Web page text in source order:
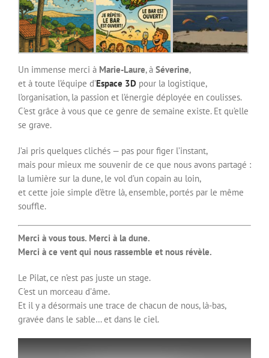
Un immense merci à Marie-Laure, à Séverine,
et à toute l’équipe d’Espace 3Dpour la logistique,
l’organisation, la passion et l’énergie déployée en coulisses.
C’est grâce à vous que ce genre de semaine existe. Et qu’elle
se grave.
J’ai pris quelques clichés — pas pour figer l’instant,
mais pour mieux me souvenir de ce que nous avons partagé :
la lumière sur la dune, le vol d’un copain au loin,
et cette joie simple d’être là, ensemble, portés par le même
souffle.
Merci à vous tous. Merci à la dune.
Merci à ce vent qui nous rassemble et nous révèle.
Le Pilat, ce n’est pas juste un stage.
C’est un morceau d’âme.
Et il y a désormais une trace de chacun de nous, là-bas,
gravée dans le sable… et dans le ciel.